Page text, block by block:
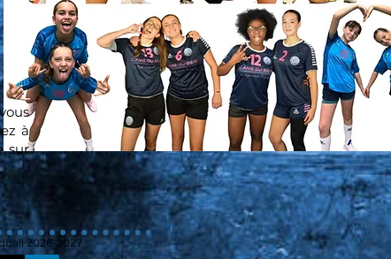
à
sur
2026-2027